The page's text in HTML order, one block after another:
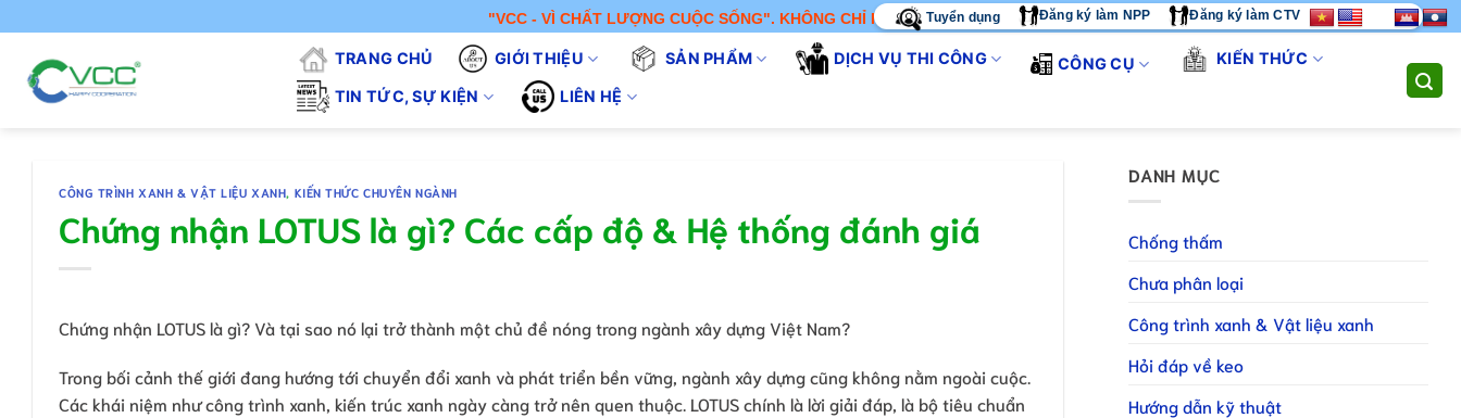
đến
dung
"VCC - VÌ CHẤT LƯỢNG CUỘC SỐNG". KHÔNG CHỈ BÁN SẢN PHẨM - CHÚNG TÔI CUNG CẤP GIẢI PHÁP THI CÔNG TOÀN DIỆN. LIÊN HỆ
Tuyển dụng Đăng ký làm NPP Đăng ký làm CTV
TRANG CHỦ GIỚI THIỆU SẢN PHẨM DỊCH VỤ THI CÔNG CÔNG CỤ KIẾN THỨC
TIN TỨC, SỰ KIỆN LIÊN HỆ
CÔNG TRÌNH XANH & VẬT LIỆU XANH, KIẾN THỨC CHUYÊN NGÀNH
Chứng nhận LOTUS là gì? Các cấp độ & Hệ thống đánh giá
Chứng nhận LOTUS là gì? Và tại sao nó lại trở thành một chủ đề nóng trong ngành xây dựng Việt Nam?
Trong bối cảnh thế giới đang hướng tới chuyển đổi xanh và phát triển bền vững, ngành xây dựng cũng không nằm ngoài cuộc.
Các khái niệm như công trình xanh, kiến trúc xanh ngày càng trở nên quen thuộc. LOTUS chính là lời giải đáp, là bộ tiêu chuẩn
DANH MỤC
Chống thấm
Chưa phân loại
Công trình xanh & Vật liệu xanh
Hỏi đáp về keo
Hướng dẫn kỹ thuật